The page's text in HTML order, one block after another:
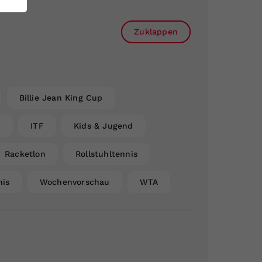
Zuklappen
Billie Jean King Cup
ITF Kids & Jugend
Racketlon Rollstuhltennis
Wochenvorschau WTA